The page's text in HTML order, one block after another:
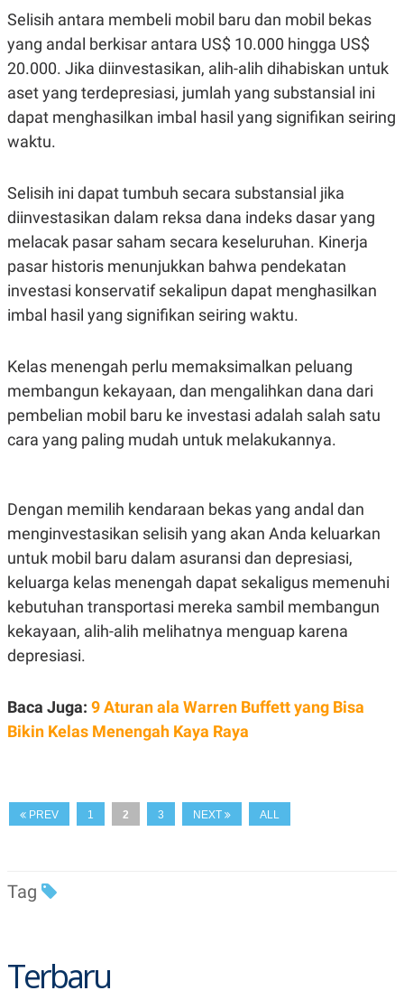
S
E
M
E
N
E
R
I
V
L
E
T
A
R
I
U
S
A
T
M
A
G
E
K
O
T
A
N
T
L
I
S
U
S
K
O
N
C
A
Y
P
R
E
L
E
.
I
N
G
N
E
Selisih antara membeli mobil baru dan mobil bekas
yang andal berkisar antara US$ 10.000 hingga US$
20.000. Jika diinvestasikan, alih-alih dihabiskan untuk
aset yang terdepresiasi, jumlah yang substansial ini
dapat menghasilkan imbal hasil yang signifikan seiring
waktu.
Selisih ini dapat tumbuh secara substansial jika
diinvestasikan dalam reksa dana indeks dasar yang
melacak pasar saham secara keseluruhan. Kinerja
pasar historis menunjukkan bahwa pendekatan
investasi konservatif sekalipun dapat menghasilkan
imbal hasil yang signifikan seiring waktu.
Kelas menengah perlu memaksimalkan peluang
membangun kekayaan, dan mengalihkan dana dari
pembelian mobil baru ke investasi adalah salah satu
cara yang paling mudah untuk melakukannya.
Dengan memilih kendaraan bekas yang andal dan
menginvestasikan selisih yang akan Anda keluarkan
untuk mobil baru dalam asuransi dan depresiasi,
keluarga kelas menengah dapat sekaligus memenuhi
kebutuhan transportasi mereka sambil membangun
kekayaan, alih-alih melihatnya menguap karena
depresiasi.
Baca Juga: 9 Aturan ala Warren Buffett yang Bisa
Bikin Kelas Menengah Kaya Raya
PREV 1 2 3 NEXT ALL
Tag
Terbaru